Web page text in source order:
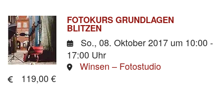
FOTOKURS GRUNDLAGEN
BLITZEN
So., 08. Oktober 2017 um 10:00 -
17:00 Uhr
Winsen – Fotostudio
119,00 €